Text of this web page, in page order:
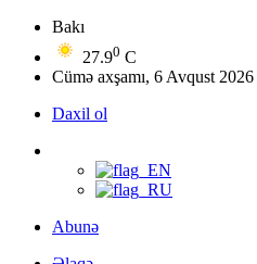
Bakı
27.90 C
Cümə axşamı, 6 Avqust 2026
Daxil ol
Abunə